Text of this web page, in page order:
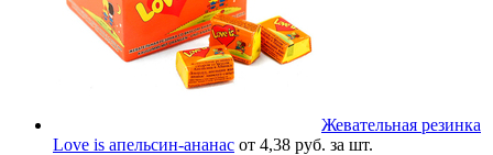
Жевательная резинка
Love is апельсин-ананас от 4,38 руб. за шт.